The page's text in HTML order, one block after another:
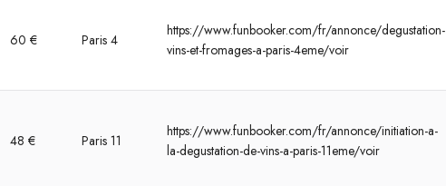
60 € Paris 4
https://www.funbooker.com/fr/annonce/degustation-
vins-et-fromages-a-paris-4eme/voir
48 € Paris 11
https://www.funbooker.com/fr/annonce/initiation-a-
la-degustation-de-vins-a-paris-11eme/voir